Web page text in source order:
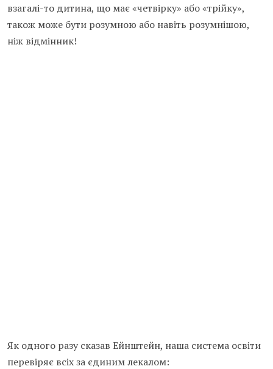
взагалі-то дитина, що має «четвірку» або «трійку»,
також може бути розумною або навіть розумнішою,
ніж відмінник!
Як одного разу сказав Ейнштейн, наша система освіти
перевіряє всіх за єдиним лекалом: